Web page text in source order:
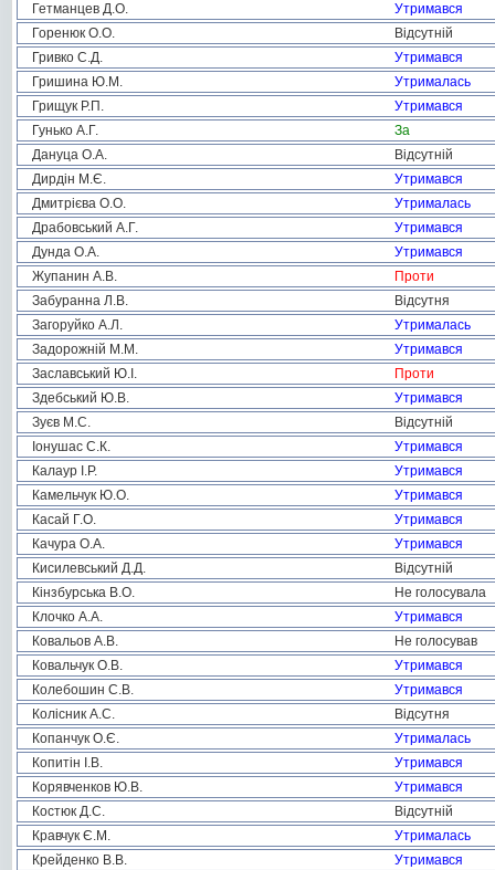
Гетманцев Д.О.
Утримався
Горенюк О.О.
Відсутній
Гривко С.Д.
Утримався
Гришина Ю.М.
Утрималась
Грищук Р.П.
Утримався
Гунько А.Г.
За
Дануца О.А.
Відсутній
Дирдін М.Є.
Утримався
Дмитрієва О.О.
Утрималась
Драбовський А.Г.
Утримався
Дунда О.А.
Утримався
Жупанин А.В.
Проти
Забуранна Л.В.
Відсутня
Загоруйко А.Л.
Утрималась
Задорожній М.М.
Утримався
Заславський Ю.І.
Проти
Здебський Ю.В.
Утримався
Зуєв М.С.
Відсутній
Іонушас С.К.
Утримався
Калаур І.Р.
Утримався
Камельчук Ю.О.
Утримався
Касай Г.О.
Утримався
Качура О.А.
Утримався
Кисилевський Д.Д.
Відсутній
Кінзбурська В.О.
Не голосувала
Клочко А.А.
Утримався
Ковальов А.В.
Не голосував
Ковальчук О.В.
Утримався
Колебошин С.В.
Утримався
Колісник А.С.
Відсутня
Копанчук О.Є.
Утрималась
Копитін І.В.
Утримався
Корявченков Ю.В.
Утримався
Костюк Д.С.
Відсутній
Кравчук Є.М.
Утрималась
Крейденко В.В.
Утримався